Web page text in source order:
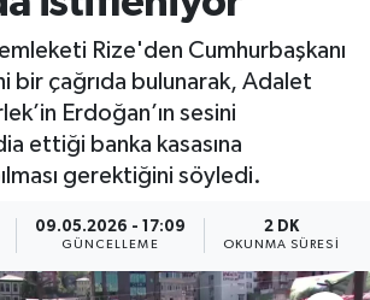
Rize'den Cumhurbaşkanı
bir çağrıda bulunarak, Adalet
Erdoğan’ın sesini
ettiği banka kasasına
gerektiğini söyledi.
09.05.2026 - 17:09
GÜNCELLEME
2 DK
OKUNMA SÜRESI